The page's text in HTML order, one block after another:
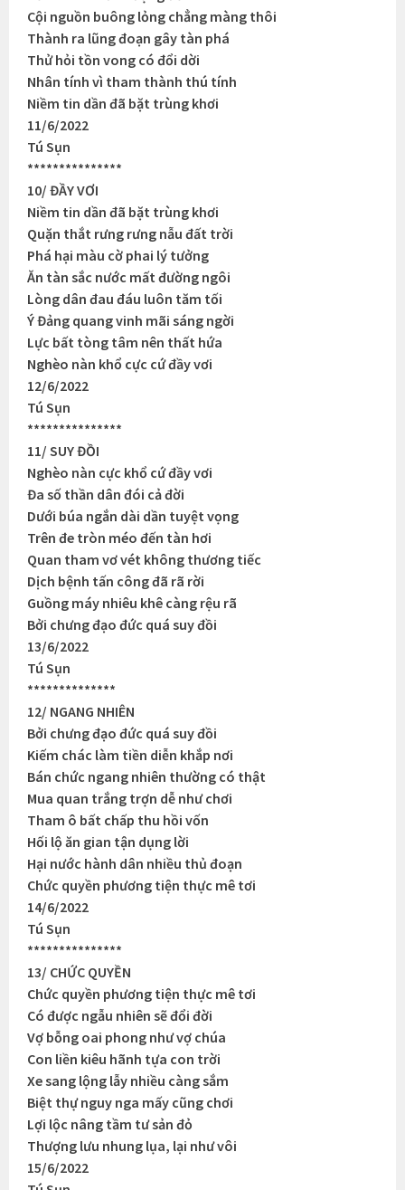
Cội nguồn buông lỏng chẳng màng thôi
Thành ra lũng đoạn gây tàn phá
Thử hỏi tồn vong có đổi dời
Nhân tính vì tham thành thú tính
Niềm tin dần đã bặt trùng khơi
11/6/2022
Tú Sụn
***************
10/ ĐẦY VƠI
Niềm tin dần đã bặt trùng khơi
Quặn thắt rưng rưng nẫu đất trời
Phá hại màu cờ phai lý tưởng
Ăn tàn sắc nước mất đường ngôi
Lòng dân đau đáu luôn tăm tối
Ý Đảng quang vinh mãi sáng ngời
Lực bất tòng tâm nên thất hứa
Nghèo nàn khổ cực cứ đầy vơi
12/6/2022
Tú Sụn
***************
11/ SUY ĐỒI
Nghèo nàn cực khổ cứ đầy vơi
Đa số thần dân đói cả đời
Dưới búa ngắn dài dần tuyệt vọng
Trên đe tròn méo đến tàn hơi
Quan tham vơ vét không thương tiếc
Dịch bệnh tấn công đã rã rời
Guồng máy nhiêu khê càng rệu rã
Bởi chưng đạo đức quá suy đồi
13/6/2022
Tú Sụn
**************
12/ NGANG NHIÊN
Bởi chưng đạo đức quá suy đồi
Kiếm chác làm tiền diễn khắp nơi
Bán chức ngang nhiên thường có thật
Mua quan trắng trợn dễ như chơi
Tham ô bất chấp thu hồi vốn
Hối lộ ăn gian tận dụng lời
Hại nước hành dân nhiều thủ đoạn
Chức quyền phương tiện thực mê tơi
14/6/2022
Tú Sụn
***************
13/ CHỨC QUYỀN
Chức quyền phương tiện thực mê tơi
Có được ngẫu nhiên sẽ đổi đời
Vợ bỗng oai phong như vợ chúa
Con liền kiêu hãnh tựa con trời
Xe sang lộng lẫy nhiều càng sắm
Biệt thự nguy nga mấy cũng chơi
Lợi lộc nâng tầm tư sản đỏ
Thượng lưu nhung lụa, lại như vôi
15/6/2022